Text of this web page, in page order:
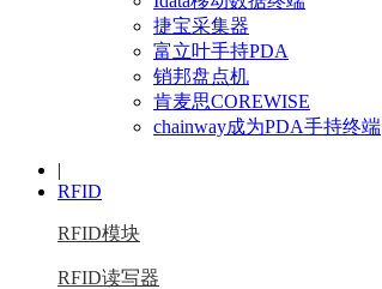
捷宝采集器
富立叶手持PDA
销邦盘点机
肯麦思COREWISE
chainway成为PDA手持终端
|
RFID
RFID模块
RFID读写器